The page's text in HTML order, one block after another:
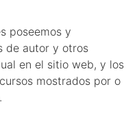
poseemos y
de autor y otros
en el sitio web, y los
mostrados por o